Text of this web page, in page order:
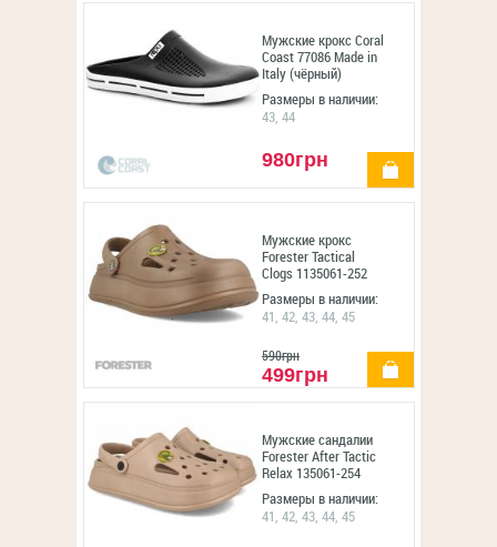
Мужские крокс Coral
Coast 77086 Made in
Italy (чёрный)
Размеры в наличии:
43, 44
980грн купить
Мужские крокс
Forester Tactical
Clogs 1135061-252
Размеры в наличии:
41, 42, 43, 44, 45
590грн
499грн
купить
Мужские сандалии
Forester After Tactic
Relax 135061-254
Размеры в наличии:
41, 42, 43, 44, 45